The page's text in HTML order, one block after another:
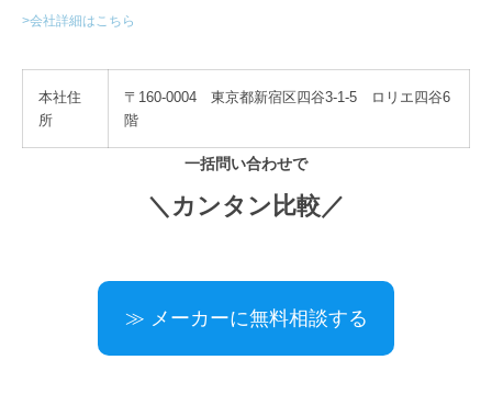
>会社詳細はこちら
本社住
所
〒160-0004 東京都新宿区四谷3-1-5 ロリエ四谷6
階
一括問い合わせで
＼カンタン比較／
≫ メーカーに無料相談する